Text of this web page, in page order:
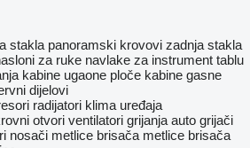
stakla panoramski krovovi zadnja stakla
za ruke navlake za instrument tablu
kabine ugaone ploče kabine gasne
dijelovi
radijatori klima uređaja
otvori ventilatori grijanja auto grijači
nosači metlice brisača metlice brisača